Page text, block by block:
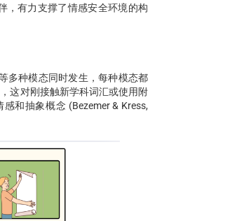
，有力支撑了情感安全环境的构
多种模态同时发生，每种模态都
这对刚接触新学科词汇或使用附
和抽象概念 (Bezemer & Kress,